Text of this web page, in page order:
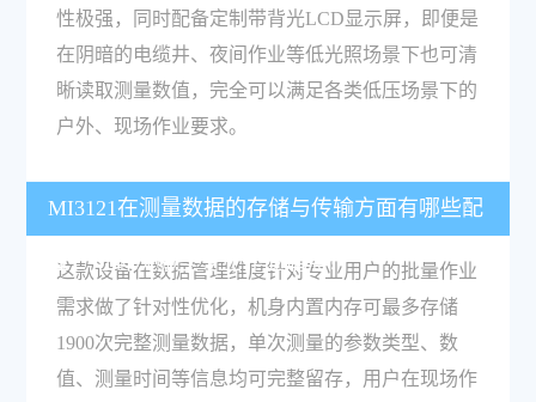
性极强，同时配备定制带背光LCD显示屏，即便是
在阴暗的电缆井、夜间作业等低光照场景下也可清
晰读取测量数值，完全可以满足各类低压场景下的
户外、现场作业要求。
MI3121在测量数据的存储与传输方面有哪些配
置，可解决哪些专业作业痛点？
这款设备在数据管理维度针对专业用户的批量作业
需求做了针对性优化，机身内置内存可最多存储
1900次完整测量数据，单次测量的参数类型、数
值、测量时间等信息均可完整留存，用户在现场作